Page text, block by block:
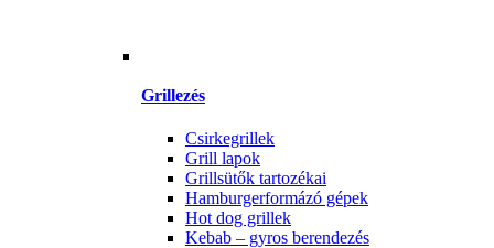
Grillezés
Csirkegrillek
Grill lapok
Grillsütők tartozékai
Hamburgerformázó gépek
Hot dog grillek
Kebab – gyros berendezés